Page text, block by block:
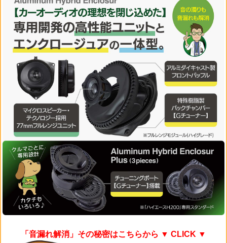
「音漏れ解消」その秘密はこちらから ▼ CLICK ▼